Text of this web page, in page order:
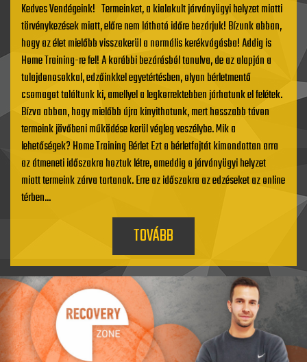
Kedves Vendégeink! Termeinket, a kialakult járványügyi helyzet miatti
törvénykezések miatt, előre nem látható időre bezárjuk! Bízunk abban,
hogy az élet mielőbb visszakerül a normális kerékvágásba! Addig is
Home Training-re fel! A korábbi bezárásból tanulva, de az alapján a
tulajdonosokkal, edzőinkkel egyetértésben, olyan bérletmentő
csomagot találtunk ki, amellyel a legkorrektebben járhatunk el felétek.
Bízva abban, hogy mielőbb újra kinyithatunk, mert hosszabb távon
termeink jövőbeni működése kerül végleg veszélybe. Mik a
lehetőségek? Home Training Bérlet Ezt a bérletfajtát kimondottan arra
az átmeneti időszakra hoztuk létre, ameddig a járványügyi helyzet
miatt termeink zárva tartanak. Erre az időszakra az edzéseket az online
térben...
TOVÁBB